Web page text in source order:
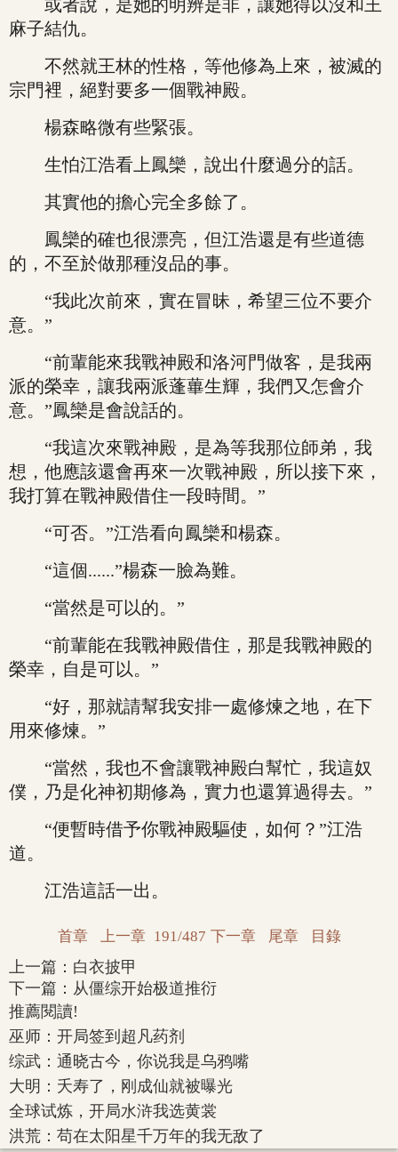
或者說，是她的明辨是非，讓她得以沒和王
麻子結仇。
不然就王林的性格，等他修為上來，被滅的
宗門裡，絕對要多一個戰神殿。
楊森略微有些緊張。
生怕江浩看上鳳欒，說出什麼過分的話。
其實他的擔心完全多餘了。
鳳欒的確也很漂亮，但江浩還是有些道德
的，不至於做那種沒品的事。
“我此次前來，實在冒昧，希望三位不要介
意。”
“前輩能來我戰神殿和洛河門做客，是我兩
派的榮幸，讓我兩派蓬蓽生輝，我們又怎會介
意。”鳳欒是會說話的。
“我這次來戰神殿，是為等我那位師弟，我
想，他應該還會再來一次戰神殿，所以接下來，
我打算在戰神殿借住一段時間。”
“可否。”江浩看向鳳欒和楊森。
“這個......”楊森一臉為難。
“當然是可以的。”
“前輩能在我戰神殿借住，那是我戰神殿的
榮幸，自是可以。”
“好，那就請幫我安排一處修煉之地，在下
用來修煉。”
“當然，我也不會讓戰神殿白幫忙，我這奴
僕，乃是化神初期修為，實力也還算過得去。”
“便暫時借予你戰神殿驅使，如何？”江浩
道。
江浩這話一出。
首章 上一章 191/487 下一章 尾章 目錄
上一篇： 白衣披甲
下一篇： 从僵综开始极道推衍
推薦閱讀!
巫师：开局签到超凡药剂
综武：通晓古今，你说我是乌鸦嘴
大明：夭寿了，刚成仙就被曝光
全球试炼，开局水浒我选黄裳
洪荒：苟在太阳星千万年的我无敌了